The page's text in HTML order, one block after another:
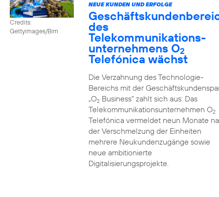
Credits:
Gettyimages/Bim
NEUE KUNDEN UND ERFOLGE
des
Telekommunikations­
unternehmens O2
Telefónica wächst
Die Verzahnung des Technologie-
Bereichs mit der
„O2Business” zahlt sich aus: Das
Telekommunikationsunternehmen O2
Telefónica vermeldet neun Monate
der Verschmelzung der Einheiten
mehrere Neukundenzugänge sowie
neue ambitionierte
Digitalisierungsprojekte.